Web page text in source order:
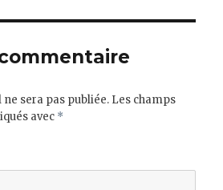
sera pas publiée. Les champs
avec *